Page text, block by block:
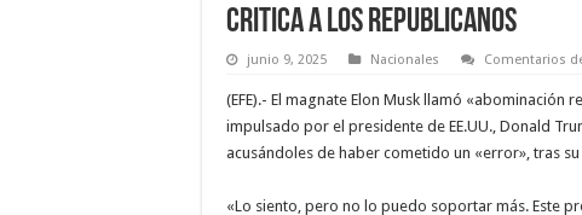
critica a los republicanos
junio 9, 2025 Nacionales Comentarios
(EFE).- El magnate Elon Musk llamó
impulsado por el presidente de EE.UU., Donald
acusándoles de haber cometido un «error», tras su
«Lo siento, pero no lo puedo soportar más. Este